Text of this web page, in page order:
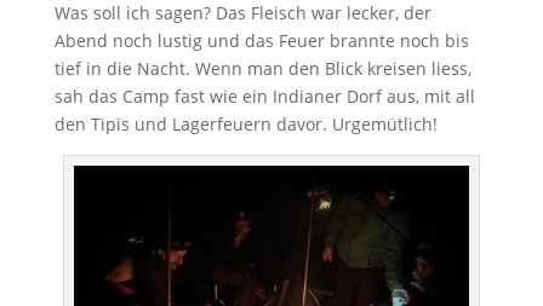
Was soll ich sagen? Das Fleisch war lecker, der
Abend noch lustig und das Feuer brannte noch bis
tief in die Nacht. Wenn man den Blick kreisen liess,
sah das Camp fast wie ein Indianer Dorf aus, mit all
den Tipis und Lagerfeuern davor. Urgemütlich!